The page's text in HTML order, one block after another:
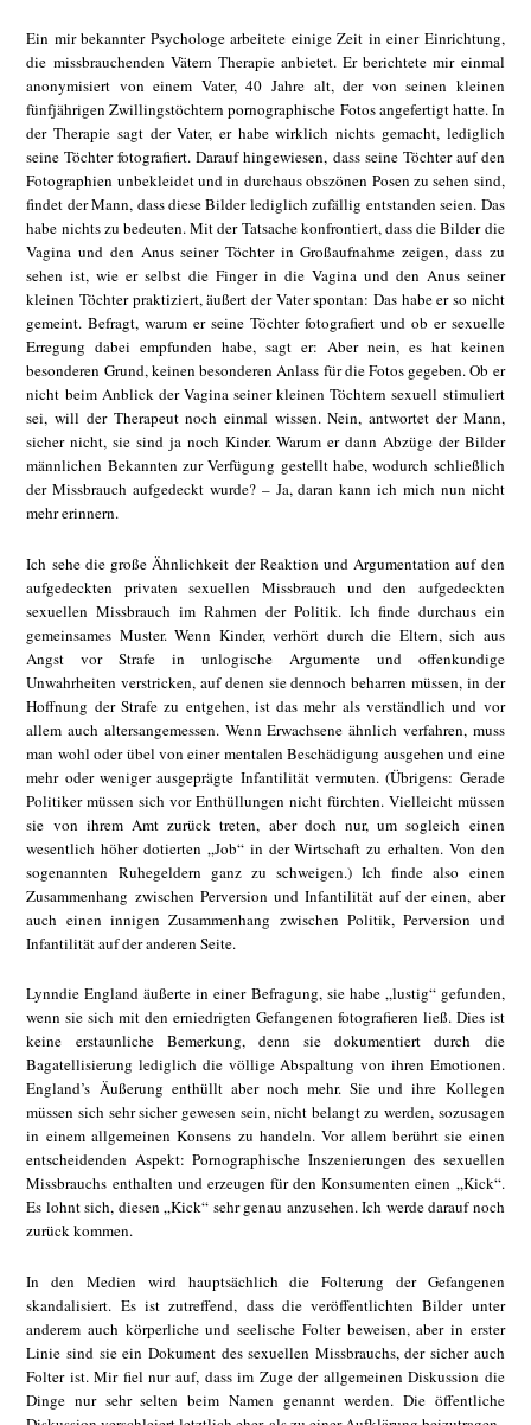
Ein mir bekannter Psychologe arbeitete einige Zeit in einer Einrichtung,
die missbrauchenden Vätern Therapie anbietet. Er berichtete mir einmal
anonymisiert von einem Vater, 40 Jahre alt, der von seinen kleinen
fünfjährigen Zwillingstöchtern pornographische Fotos angefertigt hatte. In
der Therapie sagt der Vater, er habe wirklich nichts gemacht, lediglich
seine Töchter fotografiert. Darauf hingewiesen, dass seine Töchter auf den
Fotographien unbekleidet und in durchaus obszönen Posen zu sehen sind,
findet der Mann, dass diese Bilder lediglich zufällig entstanden seien. Das
habe nichts zu bedeuten. Mit der Tatsache konfrontiert, dass die Bilder die
Vagina und den Anus seiner Töchter in Großaufnahme zeigen, dass zu
sehen ist, wie er selbst die Finger in die Vagina und den Anus seiner
kleinen Töchter praktiziert, äußert der Vater spontan: Das habe er so nicht
gemeint. Befragt, warum er seine Töchter fotografiert und ob er sexuelle
Erregung dabei empfunden habe, sagt er: Aber nein, es hat keinen
besonderen Grund, keinen besonderen Anlass für die Fotos gegeben. Ob er
nicht beim Anblick der Vagina seiner kleinen Töchtern sexuell stimuliert
sei, will der Therapeut noch einmal wissen. Nein, antwortet der Mann,
sicher nicht, sie sind ja noch Kinder. Warum er dann Abzüge der Bilder
männlichen Bekannten zur Verfügung gestellt habe, wodurch schließlich
der Missbrauch aufgedeckt wurde? – Ja, daran kann ich mich nun nicht
mehr erinnern.
Ich sehe die große Ähnlichkeit der Reaktion und Argumentation auf den
aufgedeckten privaten sexuellen Missbrauch und den aufgedeckten
sexuellen Missbrauch im Rahmen der Politik. Ich finde durchaus ein
gemeinsames Muster. Wenn Kinder, verhört durch die Eltern, sich aus
Angst vor Strafe in unlogische Argumente und offenkundige
Unwahrheiten verstricken, auf denen sie dennoch beharren müssen, in der
Hoffnung der Strafe zu entgehen, ist das mehr als verständlich und vor
allem auch altersangemessen. Wenn Erwachsene ähnlich verfahren, muss
man wohl oder übel von einer mentalen Beschädigung ausgehen und eine
mehr oder weniger ausgeprägte Infantilität vermuten. (Übrigens: Gerade
Politiker müssen sich vor Enthüllungen nicht fürchten. Vielleicht müssen
sie von ihrem Amt zurück treten, aber doch nur, um sogleich einen
wesentlich höher dotierten „Job“ in der Wirtschaft zu erhalten. Von den
sogenannten Ruhegeldern ganz zu schweigen.) Ich finde also einen
Zusammenhang zwischen Perversion und Infantilität auf der einen, aber
auch einen innigen Zusammenhang zwischen Politik, Perversion und
Infantilität auf der anderen Seite.
Lynndie England äußerte in einer Befragung, sie habe „lustig“ gefunden,
wenn sie sich mit den erniedrigten Gefangenen fotografieren ließ. Dies ist
keine erstaunliche Bemerkung, denn sie dokumentiert durch die
Bagatellisierung lediglich die völlige Abspaltung von ihren Emotionen.
England’s Äußerung enthüllt aber noch mehr. Sie und ihre Kollegen
müssen sich sehr sicher gewesen sein, nicht belangt zu werden, sozusagen
in einem allgemeinen Konsens zu handeln. Vor allem berührt sie einen
entscheidenden Aspekt: Pornographische Inszenierungen des sexuellen
Missbrauchs enthalten und erzeugen für den Konsumenten einen „Kick“.
Es lohnt sich, diesen „Kick“ sehr genau anzusehen. Ich werde darauf noch
zurück kommen.
In den Medien wird hauptsächlich die Folterung der Gefangenen
skandalisiert. Es ist zutreffend, dass die veröffentlichten Bilder unter
anderem auch körperliche und seelische Folter beweisen, aber in erster
Linie sind sie ein Dokument des sexuellen Missbrauchs, der sicher auch
Folter ist. Mir fiel nur auf, dass im Zuge der allgemeinen Diskussion die
Dinge nur sehr selten beim Namen genannt werden. Die öffentliche